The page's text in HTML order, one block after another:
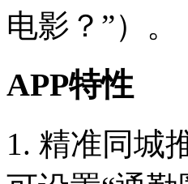
电影？”）。
APP特性
1. 精准同城